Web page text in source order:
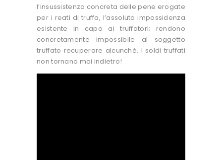
l’insussistenza concreta delle pene erogate
per i reati di truffa, l’assoluta impossidenza
esistente in capo ai truffatori; rendono
concretamente impossibile al soggetto
truffato recuperare alcunché. I soldi truffati
non tornano mai indietro!